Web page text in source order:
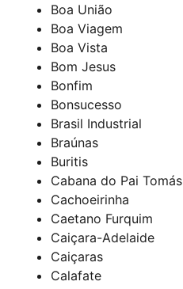
Boa União
Boa Viagem
Boa Vista
Bom Jesus
Bonfim
Bonsucesso
Brasil Industrial
Braúnas
Buritis
Cabana do Pai Tomás
Cachoeirinha
Caetano Furquim
Caiçara-Adelaide
Caiçaras
Calafate